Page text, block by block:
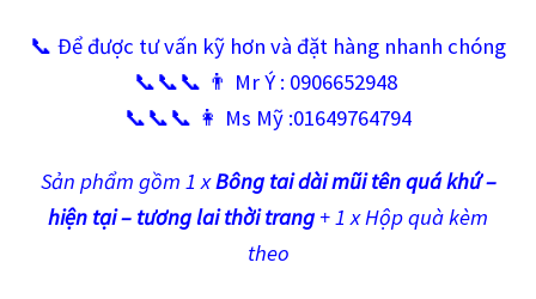
📞 Để được tư vấn kỹ hơn và đặt hàng nhanh chóng
📞📞📞 👨 Mr Ý : 0906652948
📞📞📞 👩 Ms Mỹ :01649764794
Sản phẩm gồm 1 xBông tai dài mũi tên quá khứ –
hiện tại – tương lai thời trang+ 1 x Hộp quà kèm
theo